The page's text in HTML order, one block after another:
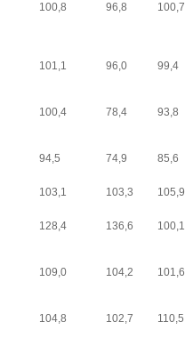
100,8 96,8 100,7
101,1 96,0 99,4
100,4 78,4 93,8
94,5 74,9 85,6
103,1 103,3 105,9
128,4 136,6 100,1
109,0 104,2 101,6
104,8 102,7 110,5